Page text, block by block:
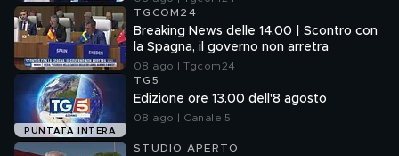
TGCOM24
Breaking News delle 14.00 | Scontro con
la Spagna, il governo non arretra
08 ago | Tgcom24
PUNTATA INTERA
TG5
Edizione ore 13.00 dell'8 agosto
08 ago | Canale 5
STUDIO APERTO